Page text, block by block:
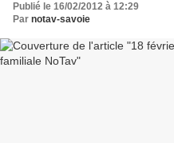
Publié le 16/02/2012 à 12:29
Par notav-savoie